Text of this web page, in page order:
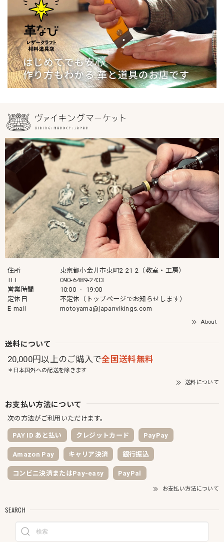
住所
東京都小金井市東町2-21-2（教室・工房）
TEL
090-6489-2433
営業時間
10:00 ‐ 19:00
定休日
不定休（トップページでお知らせします）
E-mail
motoyama@japanvikings.com
About
送料について
20,000円以上のご購入で全国送料無料
＊日本国外への配送を除きます
送料について
お支払い方法について
次の方法がご利用いただけます。
PAY ID あと払い クレジットカード PayPay
Amazon Pay キャリア決済 銀行振込
コンビニ決済またはPay-easy PayPal
お支払い方法について
SEARCH